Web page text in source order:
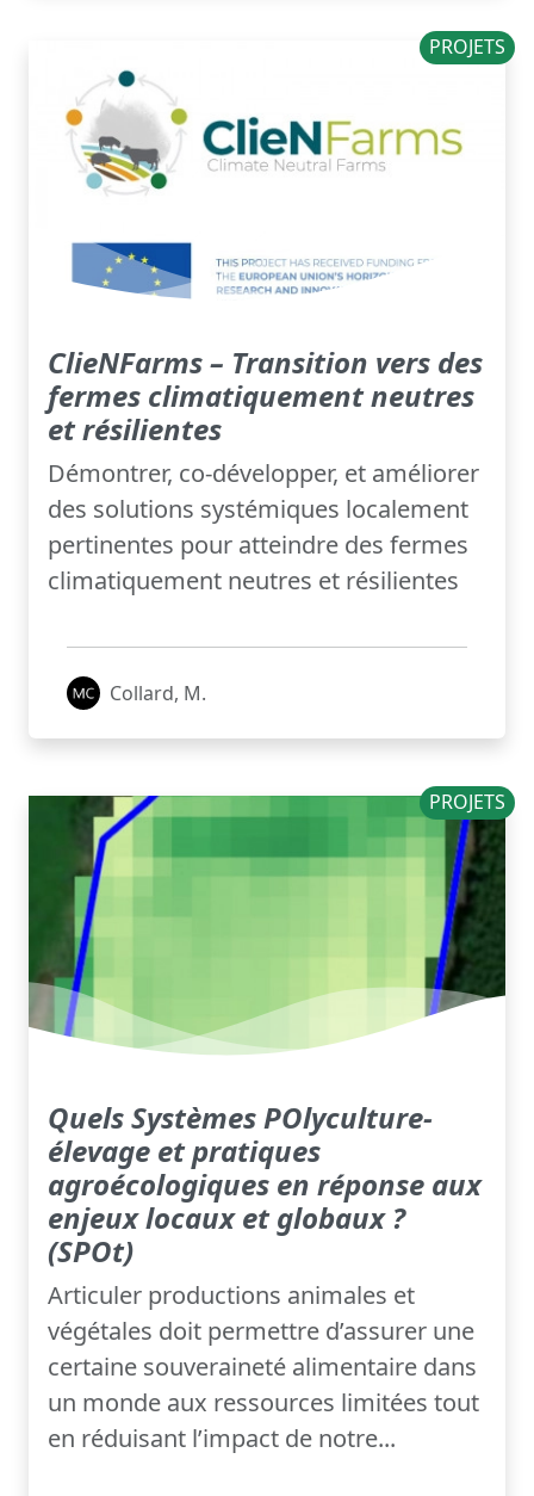
PROJETS
ClieNFarms – Transition vers des
fermes climatiquement neutres
et résilientes
Démontrer, co-développer, et améliorer
des solutions systémiques localement
pertinentes pour atteindre des fermes
climatiquement neutres et résilientes
Collard, M.
PROJETS
Quels Systèmes POlyculture-
élevage et pratiques
agroécologiques en réponse aux
enjeux locaux et globaux ?
(SPOt)
Articuler productions animales et
végétales doit permettre d’assurer une
certaine souveraineté alimentaire dans
un monde aux ressources limitées tout
en réduisant l’impact de notre...